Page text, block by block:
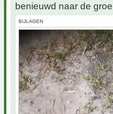
benieuwd naar de
BIJLAGEN